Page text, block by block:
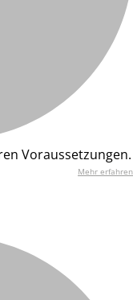
Voraussetzungen.
Mehr erfahren